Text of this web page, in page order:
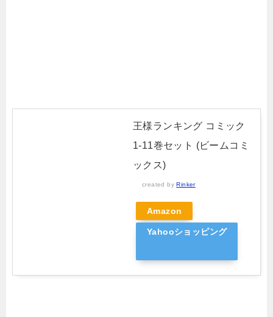
王様ランキング コミック
1-11巻セット (ビームコミ
ックス)
created byRinker
Amazon
Yahooショッピング